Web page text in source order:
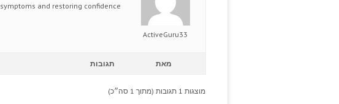
ActiveGuru33
symptoms and restoring confidence.
מאת תגובות
מוצגות 1 תגובות (מתוך 1 סה״כ)